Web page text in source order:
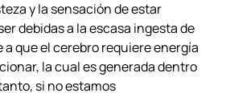
y la sensación de estar
debidas a la escasa ingesta de
a que el cerebro requiere energía
la cual es generada dentro
si no estamos